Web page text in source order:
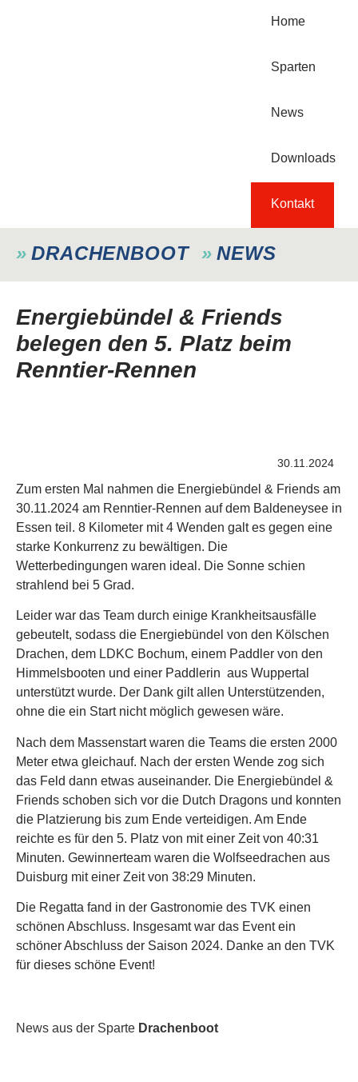
Home
Sparten
News
Downloads
Kontakt
DRACHENBOOT NEWS
Energiebündel & Friends
belegen den 5. Platz beim
Renntier-Rennen
30.11.2024
Zum ersten Mal nahmen die Energiebündel & Friends am
30.11.2024 am Renntier-Rennen auf dem Baldeneysee in
Essen teil. 8 Kilometer mit 4 Wenden galt es gegen eine
starke Konkurrenz zu bewältigen. Die
Wetterbedingungen waren ideal. Die Sonne schien
strahlend bei 5 Grad.
Leider war das Team durch einige Krankheitsausfälle
gebeutelt, sodass die Energiebündel von den Kölschen
Drachen, dem LDKC Bochum, einem Paddler von den
Himmelsbooten und einer Paddlerin aus Wuppertal
unterstützt wurde. Der Dank gilt allen Unterstützenden,
ohne die ein Start nicht möglich gewesen wäre.
Nach dem Massenstart waren die Teams die ersten 2000
Meter etwa gleichauf. Nach der ersten Wende zog sich
das Feld dann etwas auseinander. Die Energiebündel &
Friends schoben sich vor die Dutch Dragons und konnten
die Platzierung bis zum Ende verteidigen. Am Ende
reichte es für den 5. Platz von mit einer Zeit von 40:31
Minuten. Gewinnerteam waren die Wolfseedrachen aus
Duisburg mit einer Zeit von 38:29 Minuten.
Die Regatta fand in der Gastronomie des TVK einen
schönen Abschluss. Insgesamt war das Event ein
schöner Abschluss der Saison 2024. Danke an den TVK
für dieses schöne Event!
News aus der Sparte Drachenboot